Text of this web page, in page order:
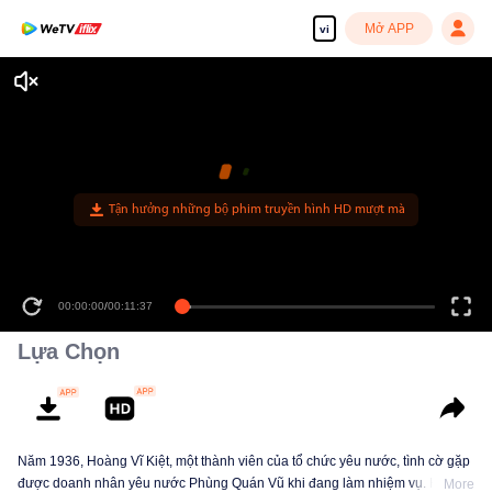
vi Mở APP
Tận hưởng những bộ phim truyền hình HD mượt mà
00:00:00/00:11:37
Lựa Chọn
Năm 1936, Hoàng Vĩ Kiệt, một thành viên của tổ chức yêu nước, tình cờ gặp
được doanh nhân yêu nước Phùng Quán Vũ khi đang làm nhiệm vụ. HaiMore